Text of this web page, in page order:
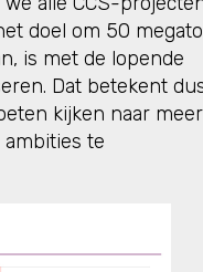
doel om 50
is met de lopende
Dat betekent
kijken naar meer
te